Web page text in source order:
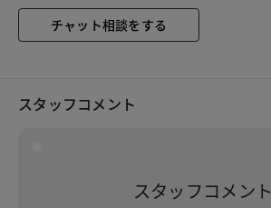
チャット相談をする
スタッフコメント
スタッフコメント